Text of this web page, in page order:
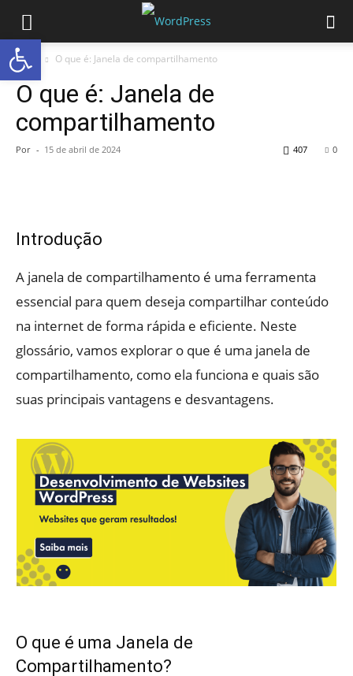
Início O que é: Janela de compartilhamento
O que é: Janela de
compartilhamento
Por - 15 de abril de 2024 0
407
Introdução
A janela de compartilhamento é uma ferramenta
essencial para quem deseja compartilhar conteúdo
na internet de forma rápida e eficiente. Neste
glossário, vamos explorar o que é uma janela de
compartilhamento, como ela funciona e quais são
suas principais vantagens e desvantagens.
O que é uma Janela de
Compartilhamento?
Abrir a barra de ferramentas